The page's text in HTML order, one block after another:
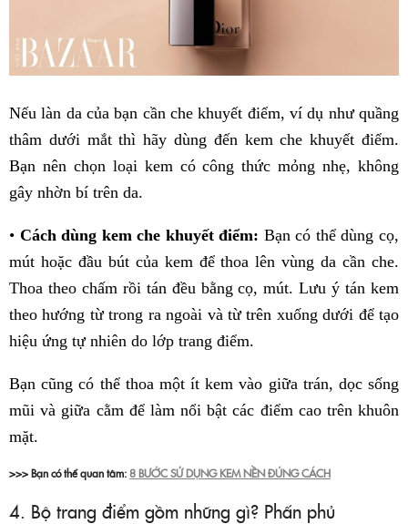
Nếu làn da của bạn cần che khuyết điểm, ví dụ như quầng
thâm dưới mắt thì hãy dùng đến kem che khuyết điểm.
Bạn nên chọn loại kem có công thức mỏng nhẹ, không
gây nhờn bí trên da.
• Cách dùng kem che khuyết điểm: Bạn có thể dùng cọ,
mút hoặc đầu bút của kem để thoa lên vùng da cần che.
Thoa theo chấm rồi tán đều bằng cọ, mút. Lưu ý tán kem
theo hướng từ trong ra ngoài và từ trên xuống dưới để tạo
hiệu ứng tự nhiên do lớp trang điểm.
Bạn cũng có thể thoa một ít kem vào giữa trán, dọc sống
mũi và giữa cằm để làm nổi bật các điểm cao trên khuôn
mặt.
>>> Bạn có thể quan tâm:8 BƯỚC SỬ DỤNG KEM NỀN ĐÚNG CÁCH
4. Bộ trang điểm gồm những gì? Phấn phủ